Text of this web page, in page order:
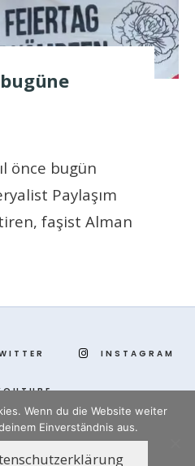
bugüne
önce bugün
Paylaşım
faşist Alman
INSTAGRAM
Wenn du die Website weiter
Einverständnis aus.